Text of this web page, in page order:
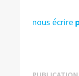
nous écrire